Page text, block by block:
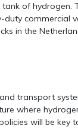
of hydrogen.
commercial
in the
transport
where
will be